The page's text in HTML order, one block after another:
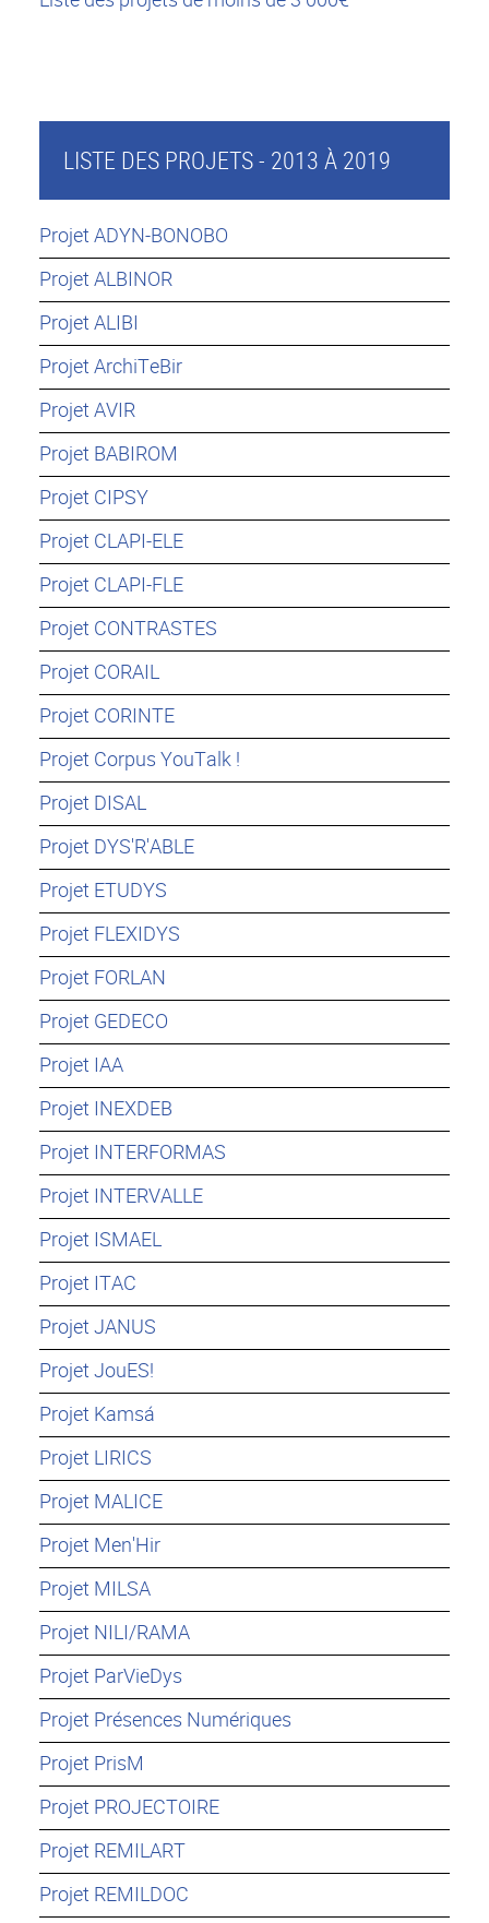
LISTE DES PROJETS - 2013 À 2019
Projet ADYN-BONOBO
Projet ALBINOR
Projet ALIBI
Projet ArchiTeBir
Projet AVIR
Projet BABIROM
Projet CIPSY
Projet CLAPI-ELE
Projet CLAPI-FLE
Projet CONTRASTES
Projet CORAIL
Projet CORINTE
Projet Corpus YouTalk !
Projet DISAL
Projet DYS'R'ABLE
Projet ETUDYS
Projet FLEXIDYS
Projet FORLAN
Projet GEDECO
Projet IAA
Projet INEXDEB
Projet INTERFORMAS
Projet INTERVALLE
Projet ISMAEL
Projet ITAC
Projet JANUS
Projet JouES!
Projet Kamsá
Projet LIRICS
Projet MALICE
Projet Men'Hir
Projet MILSA
Projet NILI/RAMA
Projet ParVieDys
Projet Présences Numériques
Projet PrisM
Projet PROJECTOIRE
Projet REMILART
Projet REMILDOC